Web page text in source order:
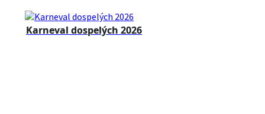
Karneval dospelých 2026